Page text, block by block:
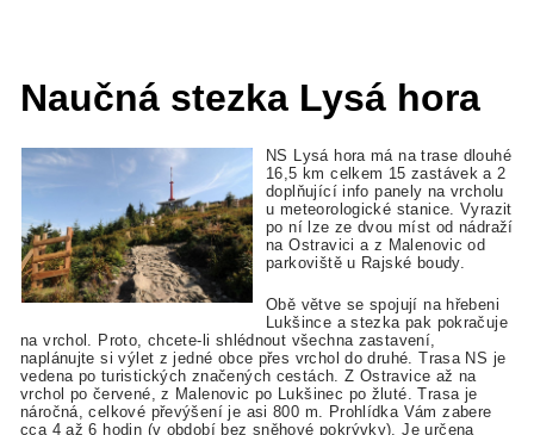
Naučná stezka Lysá hora
NS Lysá hora má na trase dlouhé
16,5 km celkem 15 zastávek a 2
doplňující info panely na vrcholu
u meteorologické stanice. Vyrazit
po ní lze ze dvou míst od nádraží
na Ostravici a z Malenovic od
parkoviště u Rajské boudy.
Obě větve se spojují na hřebeni
Lukšince a stezka pak pokračuje
na vrchol. Proto, chcete-li shlédnout všechna zastavení,
naplánujte si výlet z jedné obce přes vrchol do druhé. Trasa NS je
vedena po turistických značených cestách. Z Ostravice až na
vrchol po červené, z Malenovic po Lukšinec po žluté. Trasa je
náročná, celkové převýšení je asi 800 m. Prohlídka Vám zabere
cca 4 až 6 hodin (v období bez sněhové pokrývky). Je určena